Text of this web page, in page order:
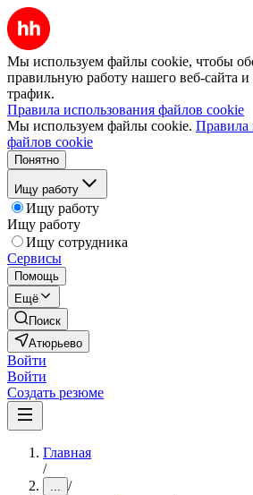
Мы используем файлы cookie, чтобы
правильную работу нашего веб-сайта и
трафик.
Правила использования файлов cookie
Мы используем файлы cookie. Правила
файлов cookie
Понятно
Ищу работу
Ищу работу
Ищу работу
Ищу сотрудника
Сервисы
Помощь
Ещё
Поиск
Атюрьево
Войти
Войти
Создать резюме
Главная
/
... /